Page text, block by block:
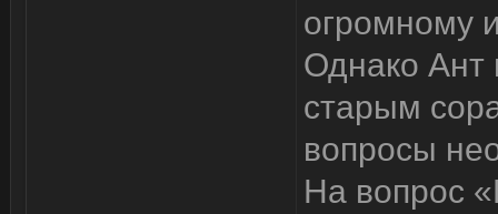
огромному
Однако Ант
старым
вопросы
На вопрос